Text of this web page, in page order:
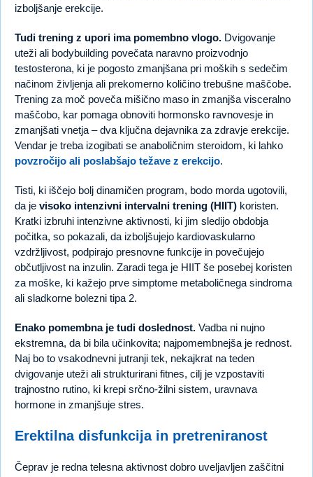
izboljšanje erekcije.
Tudi trening z upori ima pomembno vlogo. Dvigovanje
uteži ali bodybuilding povečata naravno proizvodnjo
testosterona, ki je pogosto zmanjšana pri moških s sedečim
načinom življenja ali prekomerno količino trebušne maščobe.
Trening za moč poveča mišično maso in zmanjša visceralno
maščobo, kar pomaga obnoviti hormonsko ravnovesje in
zmanjšati vnetja – dva ključna dejavnika za zdravje erekcije.
Vendar je treba izogibati se anaboličnim steroidom, ki lahko
povzročijo ali poslabšajo težave z erekcijo.
Tisti, ki iščejo bolj dinamičen program, bodo morda ugotovili,
da je visoko intenzivni intervalni trening (HIIT) koristen.
Kratki izbruhi intenzivne aktivnosti, ki jim sledijo obdobja
počitka, so pokazali, da izboljšujejo kardiovaskularno
vzdržljivost, podpirajo presnovne funkcije in povečujejo
občutljivost na inzulin. Zaradi tega je HIIT še posebej koristen
za moške, ki kažejo prve simptome metaboličnega sindroma
ali sladkorne bolezni tipa 2.
Enako pomembna je tudi doslednost. Vadba ni nujno
ekstremna, da bi bila učinkovita; najpomembnejša je rednost.
Naj bo to vsakodnevni jutranji tek, nekajkrat na teden
dvigovanje uteži ali strukturirani fitnes, cilj je vzpostaviti
trajnostno rutino, ki krepi srčno-žilni sistem, uravnava
hormone in zmanjšuje stres.
Erektilna disfunkcija in pretreniranost
Čeprav je redna telesna aktivnost dobro uveljavljen zaščitni